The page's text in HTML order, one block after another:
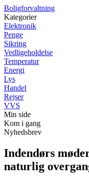
Boligforvaltning
Kategorier
Elektronik
Penge
Sikring
Vedligeholdelse
Temperatur
Energi
Lys
Handel
Rejser
VVS
Min side
Kom i gang
Nyhedsbrev
Indendørs
naturlig